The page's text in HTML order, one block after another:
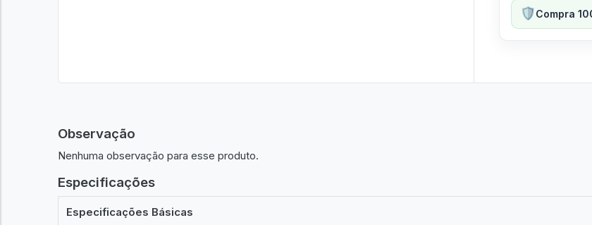
🛡️Compra
Observação
Nenhuma observação para esse produto.
Especificações
Especificações Básicas